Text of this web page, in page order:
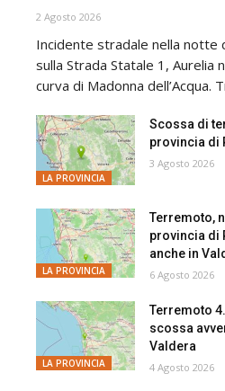
2 Agosto 2026
Incidente stradale nella notte
sulla Strada Statale 1, Aurelia
curva di Madonna dell’Acqua.
LA PROVINCIA
Scossa di
provincia di
3 Agosto 2026
LA PROVINCIA
Terremoto,
provincia di
anche in
6 Agosto 2026
LA PROVINCIA
Terremoto
scossa
Valdera
4 Agosto 2026